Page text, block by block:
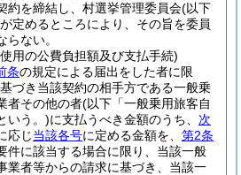
約を締結し、村選挙管理委員会(以下
が定めるところにより、その旨を委員
ない。
用の公費負担額及び支払手続)
条の規定による届出をした者に限
づき当該契約の相手方である一般乗
者その他の者(以下「一般乗用旅客自
いう。)に支払うべき金額のうち、 次
応じ当該各号に定める金額を、 第2条
件に該当する場合に限り、当該一般
業者等からの請求に基づき、当該一